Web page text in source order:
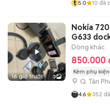
t 5.0 10 đã
16 giờ trước 3
Nokia
G633
Dòng khác
850.000
Kèm phụ kiện
Q. Tân
4.6 352